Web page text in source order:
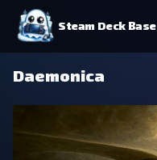
Steam Deck Base
Daemonica